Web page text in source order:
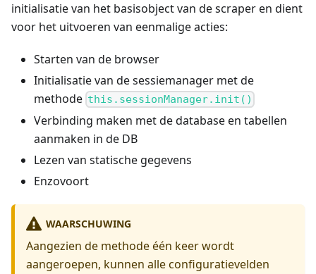
initialisatie van het basisobject van de scraper en dient
voor het uitvoeren van eenmalige acties:
Starten van de browser
Initialisatie van de sessiemanager met de
methode this.sessionManager.init()
Verbinding maken met de database en tabellen
aanmaken in de DB
Lezen van statische gegevens
Enzovoort
WAARSCHUWING
Aangezien de methode één keer wordt
aangeroepen, kunnen alle configuratievelden